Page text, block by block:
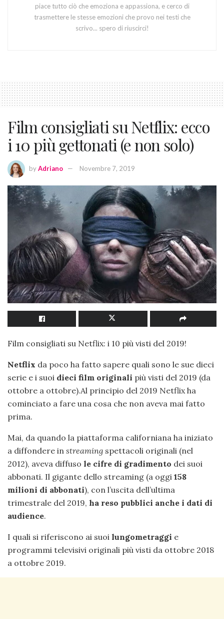
piace tutto ciò che emoziona e appassiona, e cerco di
trasmettere le stesse emozioni che provo nei testi che
scrivo... spero di riuscirci!
Film consigliati su Netflix: ecco
i 10 più gettonati (e non solo)
byAdriano Novembre 7, 2019
Film consigliati su Netflix: i 10 più visti del 2019!
Netflix da poco ha fatto sapere quali sono le sue dieci
serie e i suoi dieci film originali più visti del 2019 (da
ottobre a ottobre).Al principio del 2019 Netflix ha
cominciato a fare una cosa che non aveva mai fatto
prima.
Mai, da quando la piattaforma californiana ha iniziato
a diffondere in streaming spettacoli originali (nel
2012), aveva diffuso le cifre di gradimento dei suoi
abbonati. Il gigante dello streaming (a oggi 158
milioni di abbonati), con l’uscita dell’ultima
trimestrale del 2019, ha reso pubblici anche i dati di
audience.
I quali si riferiscono ai suoi lungometraggi e
programmi televisivi originali più visti da ottobre 2018
a ottobre 2019.